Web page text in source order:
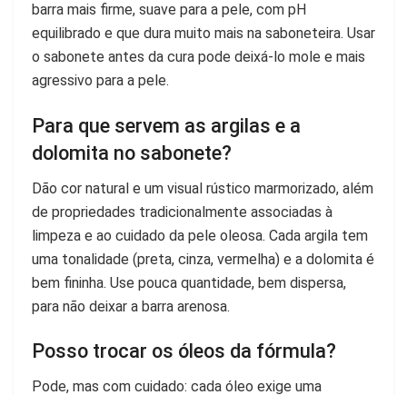
barra mais firme, suave para a pele, com pH
equilibrado e que dura muito mais na saboneteira. Usar
o sabonete antes da cura pode deixá-lo mole e mais
agressivo para a pele.
Para que servem as argilas e a
dolomita no sabonete?
Dão cor natural e um visual rústico marmorizado, além
de propriedades tradicionalmente associadas à
limpeza e ao cuidado da pele oleosa. Cada argila tem
uma tonalidade (preta, cinza, vermelha) e a dolomita é
bem fininha. Use pouca quantidade, bem dispersa,
para não deixar a barra arenosa.
Posso trocar os óleos da fórmula?
Pode, mas com cuidado: cada óleo exige uma